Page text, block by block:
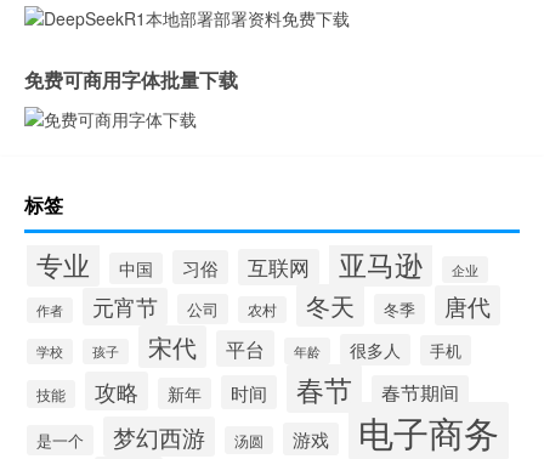
免费可商用字体批量下载
标签
专业 中国 习俗 互联网 亚马逊 企业
作者 元宵节 公司 农村 冬天 冬季 唐代
学校 孩子 宋代 平台 年龄 很多人 手机
技能 攻略 新年 时间 春节 春节期间
是一个 梦幻西游 汤圆 游戏 电子商务